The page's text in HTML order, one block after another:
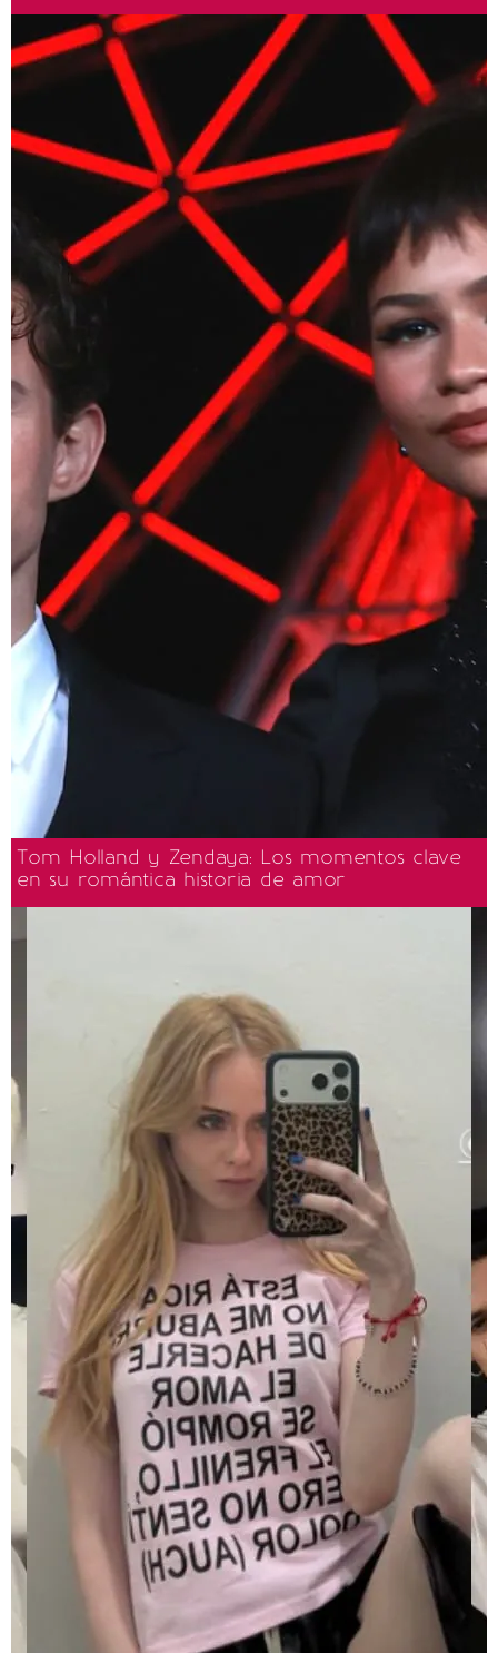
Tom Holland y Zendaya: Los momentos clave
en su romántica historia de amor